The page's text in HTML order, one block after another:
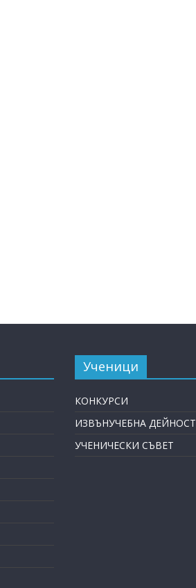
Ученици
КОНКУРСИ
ИЗВЪНУЧЕБНА ДЕЙНОСТ
УЧЕНИЧЕСКИ СЪВЕТ